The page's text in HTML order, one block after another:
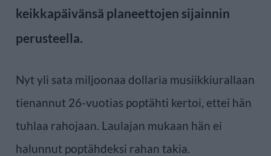
keikkapäivänsä planeettojen sijainnin
perusteella.
Nyt yli sata miljoonaa dollaria musiikkiurallaan
tienannut 26-vuotias poptähti kertoi, ettei hän
tuhlaa rahojaan. Laulajan mukaan hän ei
halunnut poptähdeksi rahan takia.